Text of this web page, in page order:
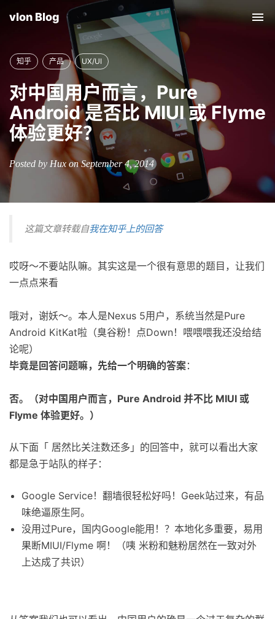
vlon Blog
知乎 产品 UX/UI
对中国用户而言，Pure
Android 是否比 MIUI 或 Flyme
体验更好？
Posted by Hux on September 4, 2014
这篇文章转载自我在知乎上的回答
哎呀～不要站队嘛。其实这是一个很有意思的题目，让我们
一点点来看
哦对，谢妖～。本人是Nexus 5用户，系统当然是Pure
Android KitKat啦（臭谷粉！点Down！喂喂喂我还没给结
论呢）
毕竟是回答问题嘛，先给一个明确的答案：
否。（对中国用户而言，Pure Android 并不比 MIUI 或
Flyme 体验更好。 ）
从下面「 居然比关注数还多」的回答中，就可以看出大家
都是急于站队的样子：
Google Service！翻墙很轻松好吗！Geek站过来，有品
味绝逼原生阿。
没用过Pure，国内Google能用！？本地化多重要，易用
果断MIUI/Flyme 啊！（咦 米粉和魅粉居然在一致对外
上达成了共识）